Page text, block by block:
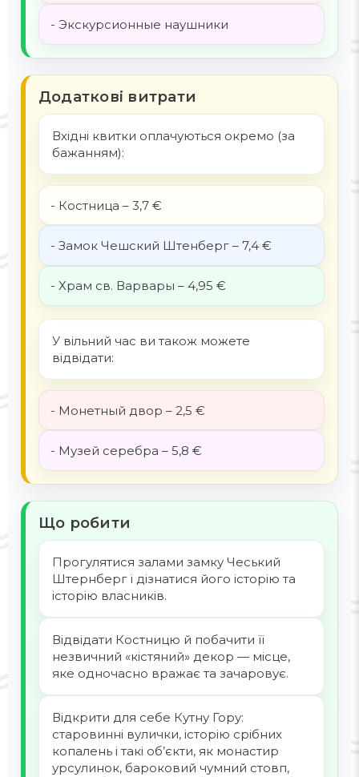
- Экскурсионные наушники
Додаткові витрати
Вхідні квитки оплачуються окремо (за
бажанням):
- Костница – 3,7 €
- Замок Чешский Штенберг – 7,4 €
- Храм св. Варвары – 4,95 €
У вільний час ви також можете
відвідати:
- Монетный двор – 2,5 €
- Музей серебра – 5,8 €
Що робити
Прогулятися залами замку Чеський
Штернберг і дізнатися його історію та
історію власників.
Відвідати Костницю й побачити її
незвичний «кістяний» декор — місце,
яке одночасно вражає та зачаровує.
Відкрити для себе Кутну Гору:
старовинні вулички, історію срібних
копалень і такі об’єкти, як монастир
урсулинок, бароковий чумний стовп,